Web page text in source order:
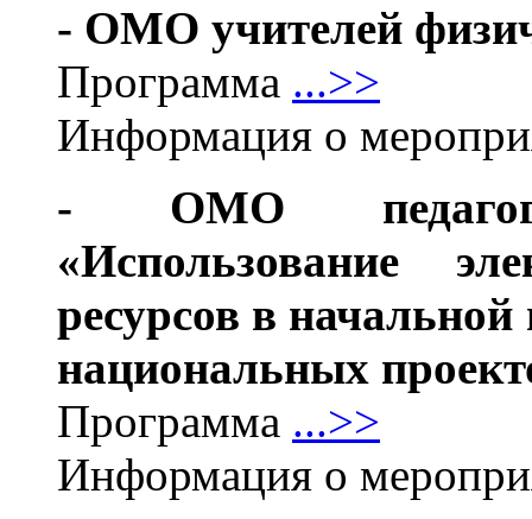
- ОМО учителей
Программа ...>>
Информация о
- ОМО
«Использование
ресурсов в
национальных
Программа ...>>
Информация о